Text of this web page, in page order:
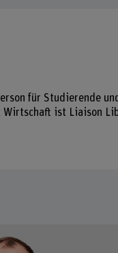
für Studierende
Wirtschaft ist Liaison